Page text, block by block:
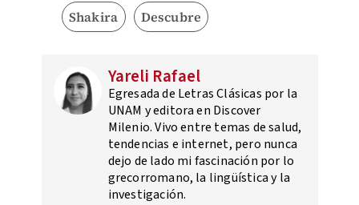
Shakira Descubre
Yareli Rafael
Egresada de Letras Clásicas por la
UNAM y editora en Discover
Milenio. Vivo entre temas de salud,
tendencias e internet, pero nunca
dejo de lado mi fascinación por lo
grecorromano, la lingüística y la
investigación.